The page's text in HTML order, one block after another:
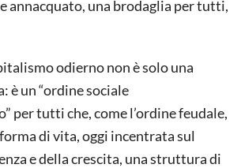
annacquato, una brodaglia per tutti,
odierno non è solo una
è un “ordine sociale
per tutti che, come l’ordine feudale,
di vita, oggi incentrata sul
e della crescita, una struttura di